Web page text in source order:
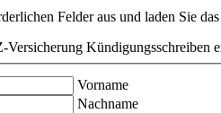
Felder aus und laden Sie
Kündigungsschreiben
Vorname
Nachname